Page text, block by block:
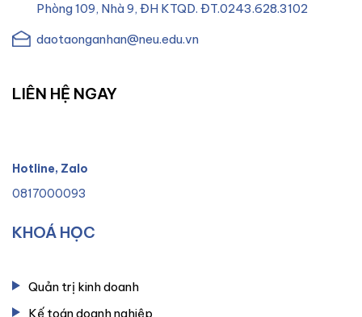
Phòng 109, Nhà 9, ĐH KTQD. ĐT.0243.628.3102
daotaonganhan@neu.edu.vn
LIÊN HỆ NGAY
Hotline, Zalo
0817000093
KHOÁ HỌC
Quản trị kinh doanh
Kế toán doanh nghiệp